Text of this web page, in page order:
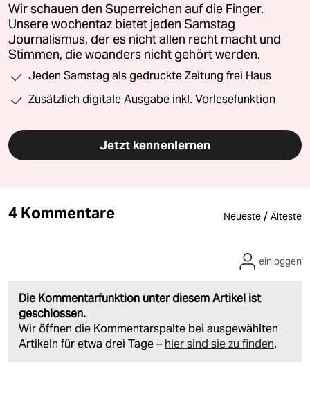
Wir schauen den Superreichen auf die Finger.
Unsere wochentaz bietet jeden Samstag
Journalismus, der es nicht allen recht macht und
Stimmen, die woanders nicht gehört werden.
Jeden Samstag als gedruckte Zeitung frei Haus
Zusätzlich digitale Ausgabe inkl. Vorlesefunktion
Jetzt kennenlernen
4 Kommentare Neueste / Älteste
Die Kommentarfunktion unter diesem Artikel ist
geschlossen.
Wir öffnen die Kommentarspalte bei ausgewählten
Artikeln für etwa drei Tage – hier sind sie zu finden.
einloggen